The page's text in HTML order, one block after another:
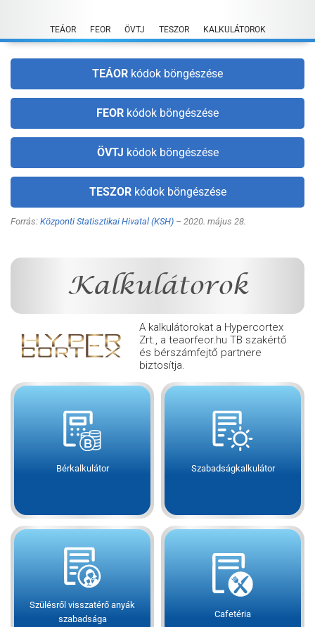
content
TEÁOR FEOR ÖVTJ TESZOR KALKULÁTOROK
Kalkulátorok
A kalkulátorokat a Hypercortex
Zrt., a teaorfeor.hu TB szakértő
és bérszámfejtő partnere
biztosítja.
Bérkalkulátor Szabadságkalkulátor
Szülésről visszatérő anyák
szabadsága
Cafetéria
TEÁOR kódok böngészése
FEOR kódok böngészése
ÖVTJ kódok böngészése
TESZORkódok böngészése
Forrás: Központi Statisztikai Hivatal (KSH) – 2020. május 28.